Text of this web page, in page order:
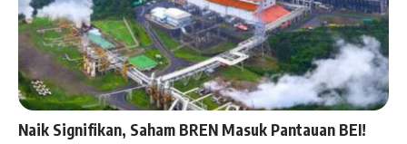
Naik Signifikan, Saham BREN Masuk Pantauan BEI!